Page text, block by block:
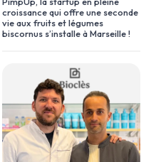
croissance qui offre une seconde
vie aux fruits et légumes
biscornus s’installe à Marseille !